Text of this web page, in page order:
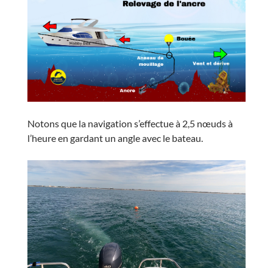
Notons que la navigation s’effectue à 2,5 nœuds à
l’heure en gardant un angle avec le bateau.